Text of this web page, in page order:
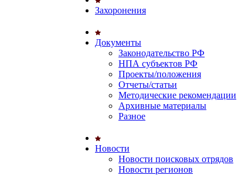
Захоронения
Документы
Законодательство РФ
НПА субъектов РФ
Проекты/положения
Отчеты/статьи
Методические рекомендации
Архивные материалы
Разное
Новости
Новости поисковых отрядов
Новости регионов